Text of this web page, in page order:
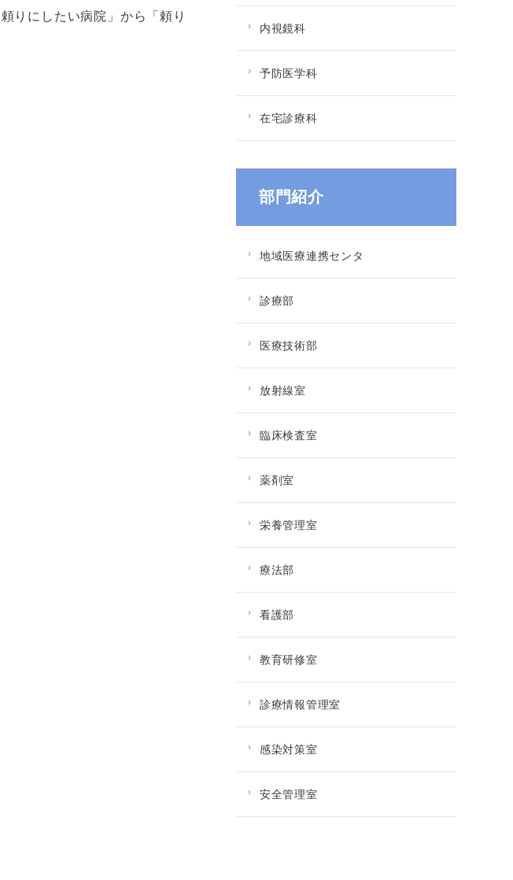
りにしたい病院」から「頼り
内視鏡科
予防医学科
在宅診療科
部門紹介
地域医療連携センタ
診療部
医療技術部
放射線室
臨床検査室
薬剤室
栄養管理室
療法部
看護部
教育研修室
診療情報管理室
感染対策室
安全管理室